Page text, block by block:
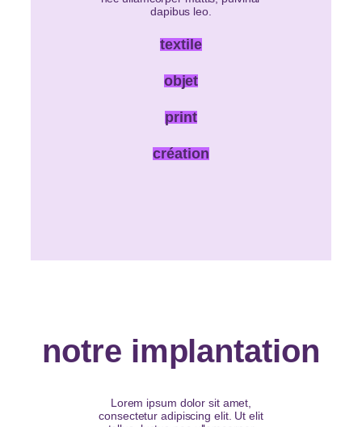
dapibus leo.
textile
objet
print
création
notre implantation
Lorem ipsum dolor sit amet,
consectetur adipiscing elit. Ut elit